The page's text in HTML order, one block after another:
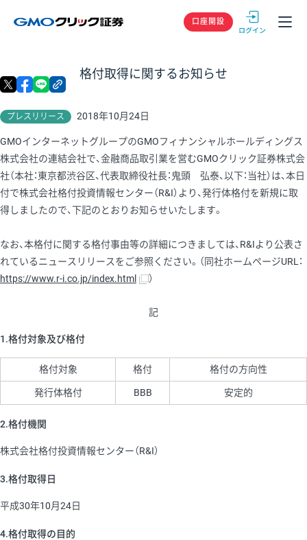
GMOクリック
口座開設
格付取得に関するお知らせ
プレスリリース 2018年10月24日
X facebook
GMOインターネットグループのGMOフィナンシャルホールディングス
株式会社の連結会社で、金融商品取引業を営むGMOクリック証券株式会
社（本社：東京都渋谷区、代表取締役社長：鬼頭 弘泰、以下：当社）は、本日
付で株式会社格付投資情報センター（R&I）より、発行体格付を新規に取
得しましたので、下記のとおりお知らせいたします。
なお、本格付に関する格付事由等の詳細につきましては、R&Iより公表さ
れているニュースリリースをご参照ください。（同社ホームページURL：
https://www.r-i.co.jp/index.html
）
記
1.格付対象及び格付
格付対象 格付 格付の方向性
発行体格付 BBB 安定的
2.格付機関
株式会社格付投資情報センター（R&I）
3.格付取得日
平成30年10月24日
4.格付取得の目的